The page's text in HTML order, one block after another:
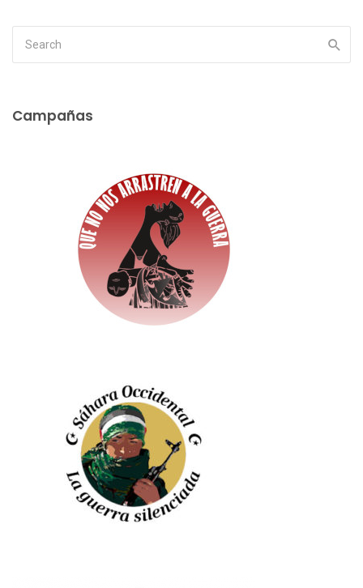
Campañas